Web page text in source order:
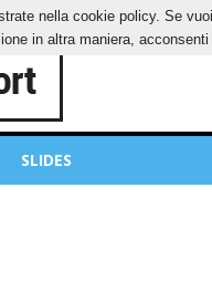
SLIDES
nella cookie policy. Se
in altra maniera,